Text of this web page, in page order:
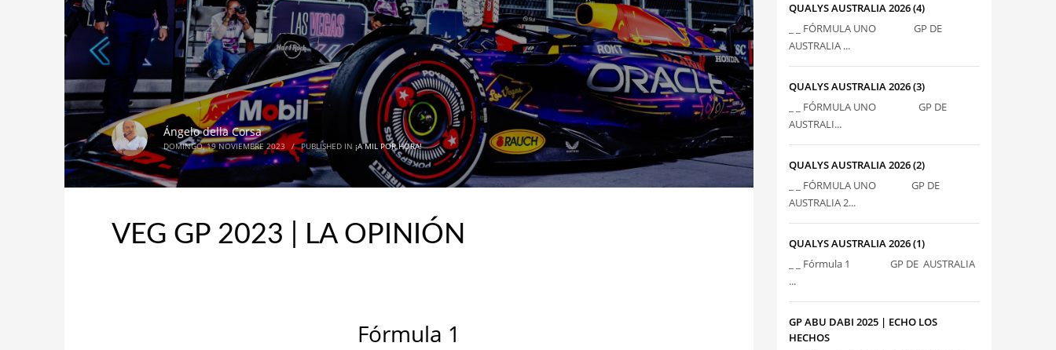
Ángelo della Corsa
DOMINGO, 19 NOVIEMBRE 2023 / PUBLISHED IN¡A MIL POR HORA!
VEG GP 2023 | LA OPINIÓN
Fórmula 1
QUALYS AUSTRALIA 2026 (4)
_ _ FÓRMULA UNO GP DE
AUSTRALIA ...
QUALYS AUSTRALIA 2026 (3)
_ _ FÓRMULA UNO GP DE
AUSTRALI...
QUALYS AUSTRALIA 2026 (2)
_ _ FÓRMULA UNO GP DE
AUSTRALIA 2...
QUALYS AUSTRALIA 2026 (1)
_ _ Fórmula 1 GP DE AUSTRALIA
...
GP ABU DABI 2025 | ECHO LOS
HECHOS